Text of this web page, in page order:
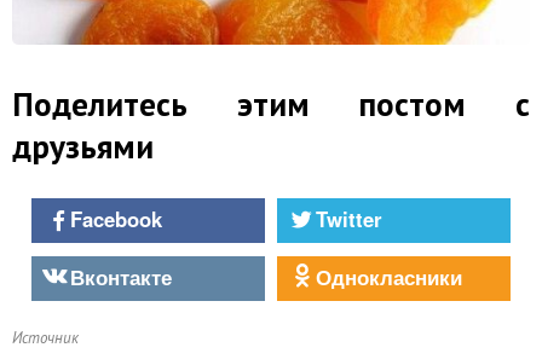
Поделитесь этим постом с
друзьями
Facebook
Twitter
Вконтакте
Однокласники
Источник